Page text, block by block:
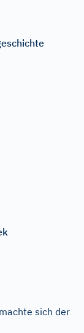
sich der